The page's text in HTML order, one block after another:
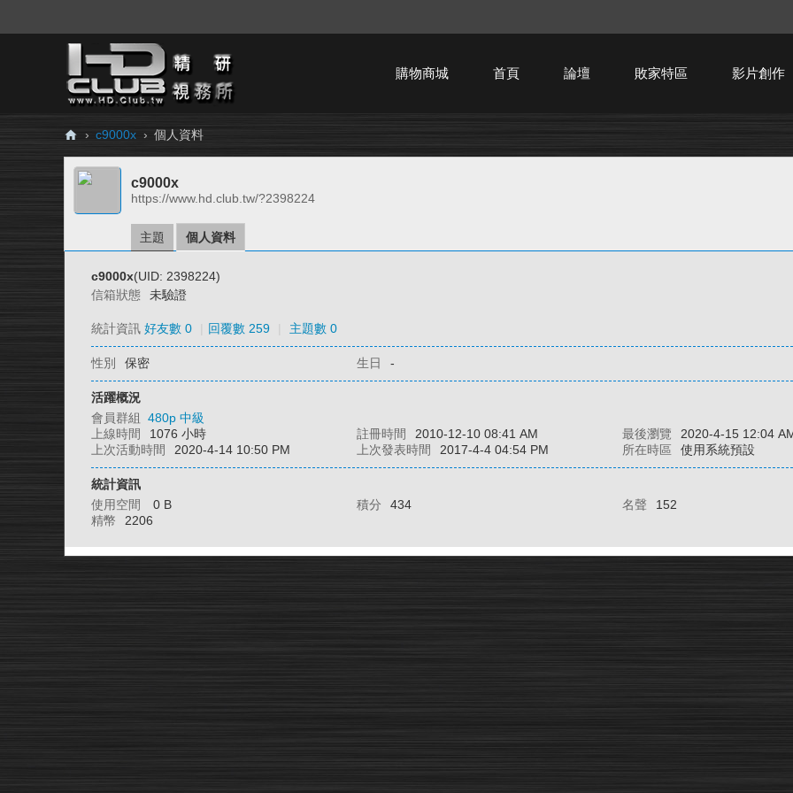
購物商城 首頁 論壇 敗家特區 影片創作
H
Cl
› c9000x › 個人資料
c9000x
https://www.hd.club.tw/?2398224
主題 個人資料
c9000x(UID: 2398224)
信箱狀態
未驗證
統計資訊 好友數 0 回覆數 259 主題數 0
性別 保密 生日 -
活躍概況
會員群組 480p 中級
上線時間
1076 小時 註冊時間 2010-12-10 08:41 AM 最後瀏覽
2020-4-15 12:04
上次活動時間
2020-4-14 10:50 PM 上次發表時間 2017-4-4 04:54 PM 所在時區 使用系統預設
統計資訊
使用空間
0 B 積分 434 名聲
152
精幣
2206